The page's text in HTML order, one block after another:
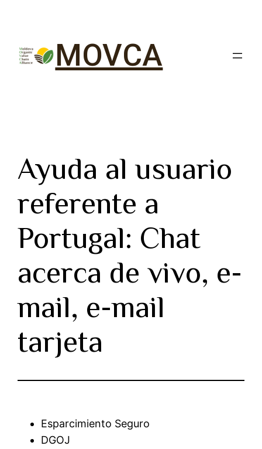
MOVCA
Ayuda al usuario
referente a
Portugal: Chat
acerca de vivo, e-
mail, e-mail
tarjeta
Esparcimiento Seguro
DGOJ